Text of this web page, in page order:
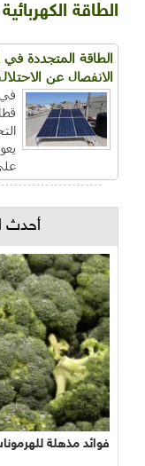
الطاقة الكهربائية
الطاقة المتجددة
الانفصال عن
أحدث
فوائد مذهلة